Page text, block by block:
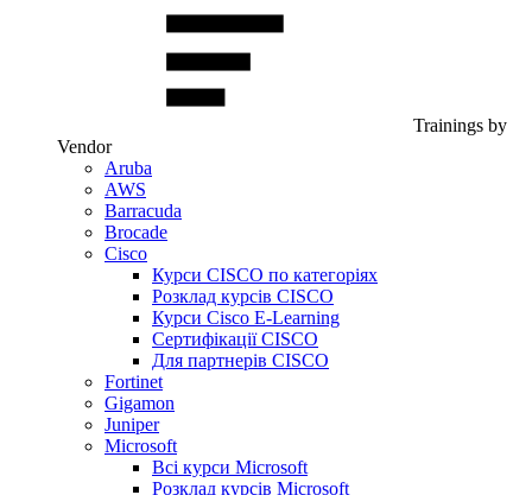
Trainings by
Vendor
Aruba
AWS
Barracuda
Brocade
Cisco
Курси CISCO по категоріях
Розклад курсів CISCO
Курси Cisco E-Learning
Сертифікації CISCO
Для партнерів CISCO
Fortinet
Gigamon
Juniper
Microsoft
Всі курси Microsoft
Розклад курсів Microsoft